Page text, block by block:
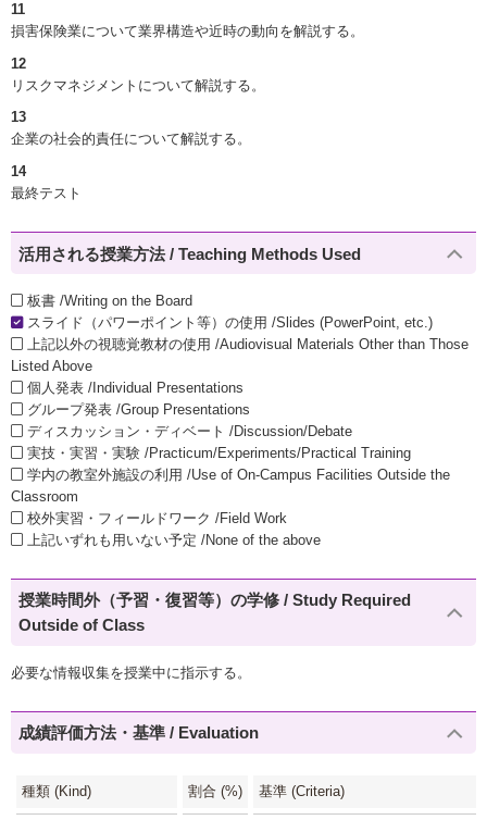
11
損害保険業について業界構造や近時の動向を解説する。
12
リスクマネジメントについて解説する。
13
企業の社会的責任について解説する。
14
最終テスト
活用される授業方法 / Teaching Methods Used
板書 /Writing on the Board
スライド（パワーポイント等）の使用 /Slides (PowerPoint, etc.)
上記以外の視聴覚教材の使用 /Audiovisual Materials Other than Those
Listed Above
個人発表 /Individual Presentations
グループ発表 /Group Presentations
ディスカッション・ディベート /Discussion/Debate
実技・実習・実験 /Practicum/Experiments/Practical Training
学内の教室外施設の利用 /Use of On-Campus Facilities Outside the
Classroom
校外実習・フィールドワーク /Field Work
上記いずれも用いない予定 /None of the above
授業時間外（予習・復習等）の学修 / Study Required
Outside of Class
必要な情報収集を授業中に指示する。
成績評価方法・基準 / Evaluation
種類 (Kind) 割合 (%) 基準 (Criteria)